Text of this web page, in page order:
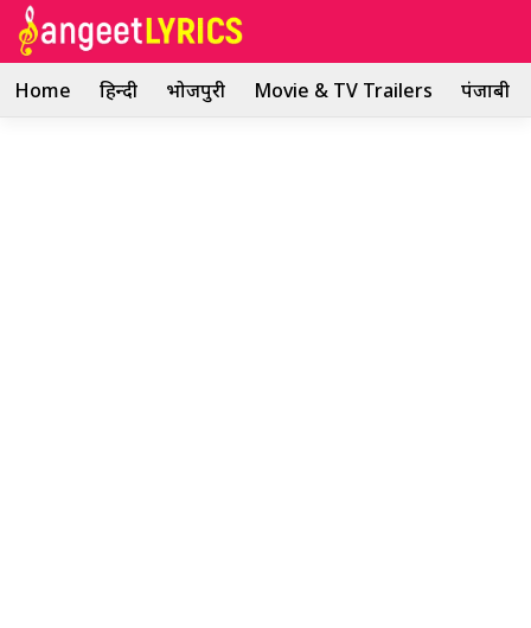
Skip
Home हिन्दी भोजपुरी Movie & TV Trailers पंजाबी